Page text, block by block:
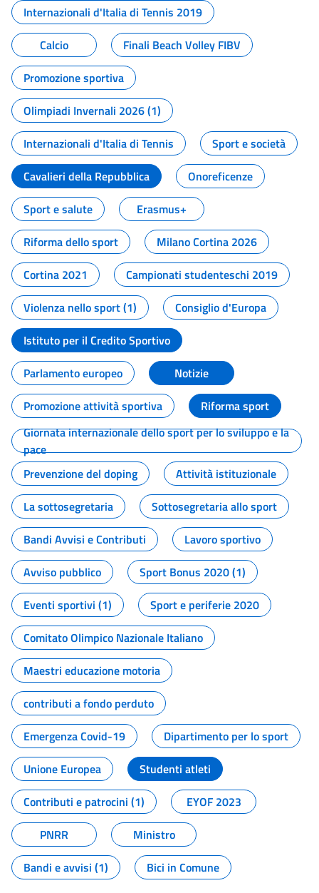
Internazionali d'Italia di Tennis 2019
Calcio
Finali Beach Volley FIBV
Promozione sportiva
Olimpiadi Invernali 2026 (1)
Internazionali d'Italia di Tennis
Sport e società
Cavalieri della Repubblica
Onoreficenze
Sport e salute
Erasmus+
Riforma dello sport
Milano Cortina 2026
Cortina 2021
Campionati studenteschi 2019
Violenza nello sport (1)
Consiglio d'Europa
Istituto per il Credito Sportivo
Parlamento europeo
Notizie
Promozione attività sportiva
Riforma sport
Giornata internazionale dello sport per lo sviluppo e la
pace
Prevenzione del doping
Attività istituzionale
La sottosegretaria
Sottosegretaria allo sport
Bandi Avvisi e Contributi
Lavoro sportivo
Avviso pubblico
Sport Bonus 2020 (1)
Eventi sportivi (1)
Sport e periferie 2020
Comitato Olimpico Nazionale Italiano
Maestri educazione motoria
contributi a fondo perduto
Emergenza Covid-19
Dipartimento per lo sport
Unione Europea
Studenti atleti
Contributi e patrocini (1)
EYOF 2023
PNRR
Ministro
Bandi e avvisi (1)
Bici in Comune